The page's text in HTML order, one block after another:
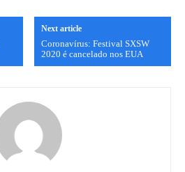
Next article
Coronavírus: Festival SXSW
2020 é cancelado nos EUA